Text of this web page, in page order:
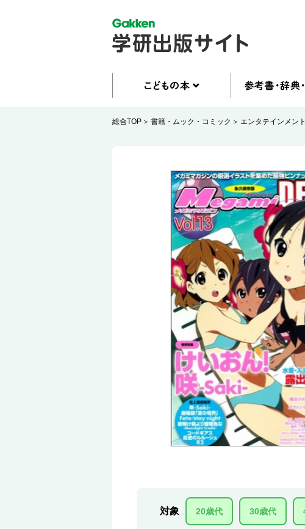
総合TOP 書籍・ムック・コミック エンタテインメント
対象 20歳代 30歳代